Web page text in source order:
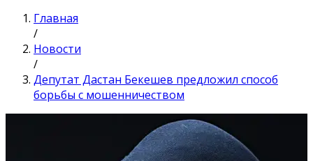
Главная
/
Новости
/
Депутат Дастан Бекешев предложил способ
борьбы с мошенничеством